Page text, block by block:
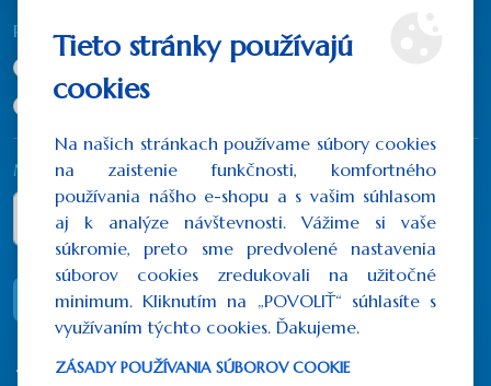
Rozmer
(141,45€)
25x21 cm(196,80€)
Množstvo
DO KOŠÍKA
Tieto stránky používajú
cookies
Na našich stránkach používame súbory cookies
na zaistenie funkčnosti, komfortného
používania nášho e-shopu a s vašim súhlasom
aj k analýze návštevnosti. Vážime si vaše
súkromie, preto sme predvolené nastavenia
súborov cookies zredukovali na užitočné
minimum. Kliknutím na „POVOLIŤ“ súhlasíte s
využívaním týchto cookies. Ďakujeme.
ZÁSADY POUŽÍVANIA SÚBOROV COOKIE